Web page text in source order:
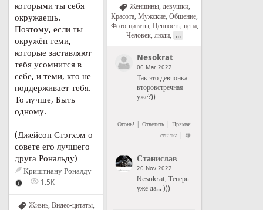
которыми ты себя
окружаешь.
Поэтому, если ты
окружён теми,
которые заставляют
тебя усомнится в
себе, и теми, кто не
поддерживает тебя.
То лучше, Быть
одному.
(Джейсон Стэтхэм о
совете его лучшего
друга Рональду)
Криштиану Роналду
1.5K
Жизнь, Видео-цитаты,
Женщины, девушки,
Красота Мужские Общение
Фото-цитаты, Ценность, цена,
Человек, люди, ...
Nesokrat
06 Mar 2022
Так это девчонка
второвстречная
уже?))
Огонь! | Ответить | Прямая
ссылка |
Станислав
20 Nov 2022
Nesokrat, Теперь
уже да... )))